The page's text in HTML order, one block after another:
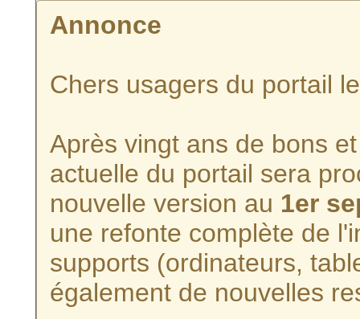
Annonce
Chers usagers du portail
Après vingt ans de bons
actuelle du portail sera
nouvelle version au 1er
une refonte complète de
supports (ordinateurs,
également de nouvelles